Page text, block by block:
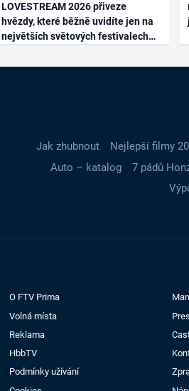
LOVESTREAM 2026 přiveze
hvězdy, které běžně uvidíte jen na
největších světových festivalech
Jak zhubnout Nejlepší filmy
Auto – katalog
7 pádů
O FTV Prima
Volná místa
Reklama
HbbTV
Podmínky užívání